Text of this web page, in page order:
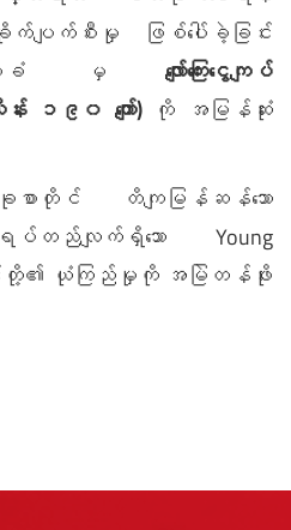
ပျက်စီးမှု ဖြစ်ပေါ်ခဲ့ခြင်း
အာမခံ မှ လျော်ကြေးငွေကျပ်
၁၉၀ ကျော်)ကို အမြန်ဆုံး
င် တိကျမြန်ဆန်သော
ပ်တည်လျက်ရှိသော Young
းတို့၏ ယုံကြည်မှုကို အမြဲတန်ဖိုး